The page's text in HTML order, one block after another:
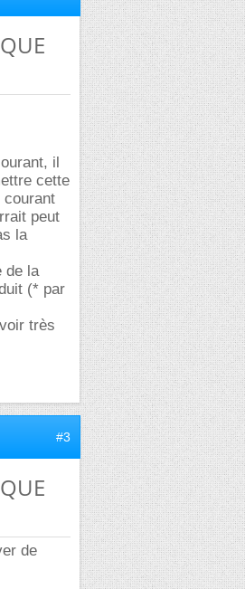
il
cette
courant
peut
la
de la
(* par
très
#3
de